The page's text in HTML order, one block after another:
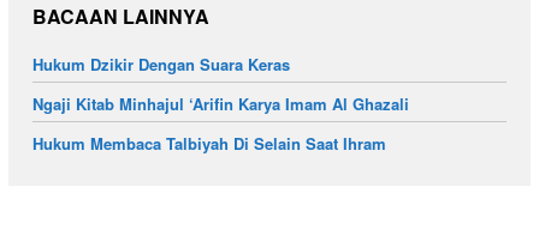
BACAAN LAINNYA
Hukum Dzikir Dengan Suara Keras
Ngaji Kitab Minhajul ‘Arifin Karya Imam Al Ghazali
Hukum Membaca Talbiyah Di Selain Saat Ihram